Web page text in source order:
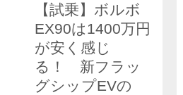
【試乗】ボルボ
EX90は1400万円
が安く感じ
る！ 新フラッ
グシップEVの